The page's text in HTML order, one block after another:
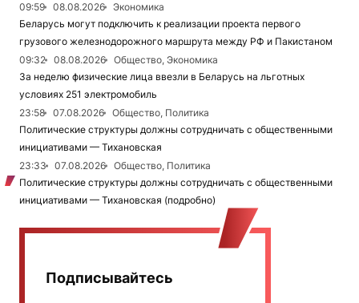
09:59 08.08.2026
Экономика
Беларусь могут подключить к реализации проекта первого
грузового железнодорожного маршрута между РФ и Пакистаном
09:32
08.08.2026
Общество, Экономика
За неделю физические лица ввезли в Беларусь на льготных
условиях 251 электромобиль
23:58
07.08.2026
Общество, Политика
Политические структуры должны сотрудничать с общественными
инициативами — Тихановская
23:33
07.08.2026
Общество, Политика
Политические структуры должны сотрудничать с общественными
инициативами — Тихановская (подробно)
Подписывайтесь